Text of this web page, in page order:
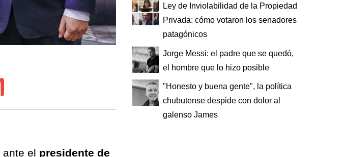
ante el presidente de
Ley de Inviolabilidad de la Propiedad
Privada: cómo votaron los senadores
patagónicos
Jorge Messi: el padre que se quedó,
el hombre que lo hizo posible
"Honesto y buena gente", la política
chubutense despide con dolor al
galenso James